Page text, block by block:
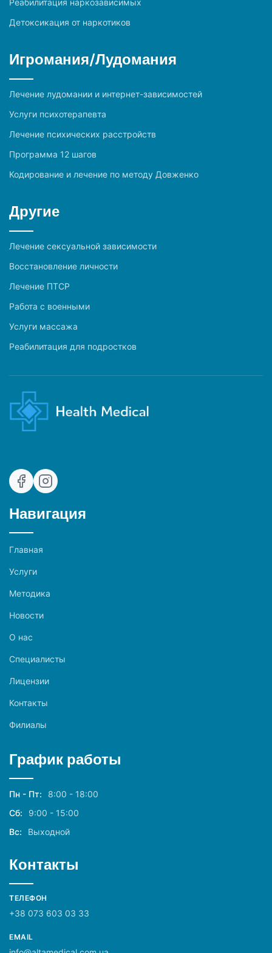
Реабилитация наркозависимых
Детоксикация от наркотиков
Игромания/Лудомания
Лечение лудомании и интернет-зависимостей
Услуги психотерапевта
Лечение психических расстройств
Программа 12 шагов
Кодирование и лечение по методу Довженко
Другие
Лечение сексуальной зависимости
Восстановление личности
Лечение ПТСР
Работа с военными
Услуги массажа
Реабилитация для подростков
Навигация
Главная
Услуги
Методика
Новости
О нас
Специалисты
Лицензии
Контакты
Филиалы
График работы
Пн - Пт:
8:00 - 18:00
Сб:
9:00 - 15:00
Вс:
Выходной
Контакты
ТЕЛЕФОН
+38 073 603 03 33
EMAIL